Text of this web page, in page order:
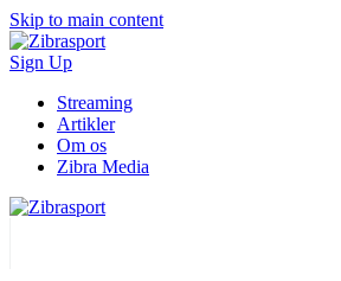
Skip to main content
Sign Up
Streaming
Artikler
Om os
Zibra Media